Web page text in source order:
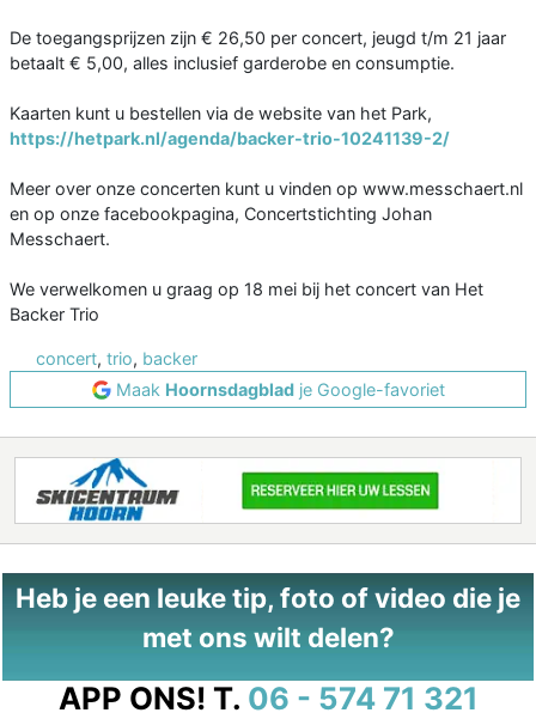
De toegangsprijzen zijn € 26,50 per concert, jeugd t/m 21 jaar
betaalt € 5,00, alles inclusief garderobe en consumptie.
Kaarten kunt u bestellen via de website van het Park,
https://hetpark.nl/agenda/backer-trio-10241139-2/
Meer over onze concerten kunt u vinden op www.messchaert.nl
en op onze facebookpagina, Concertstichting Johan
Messchaert.
We verwelkomen u graag op 18 mei bij het concert van Het
Backer Trio
concert, trio, backer
Maak Hoornsdagbladje Google-favoriet
Heb je een leuke tip, foto of video die je
met ons wilt delen?
APP ONS! T. 06 - 574 71 321